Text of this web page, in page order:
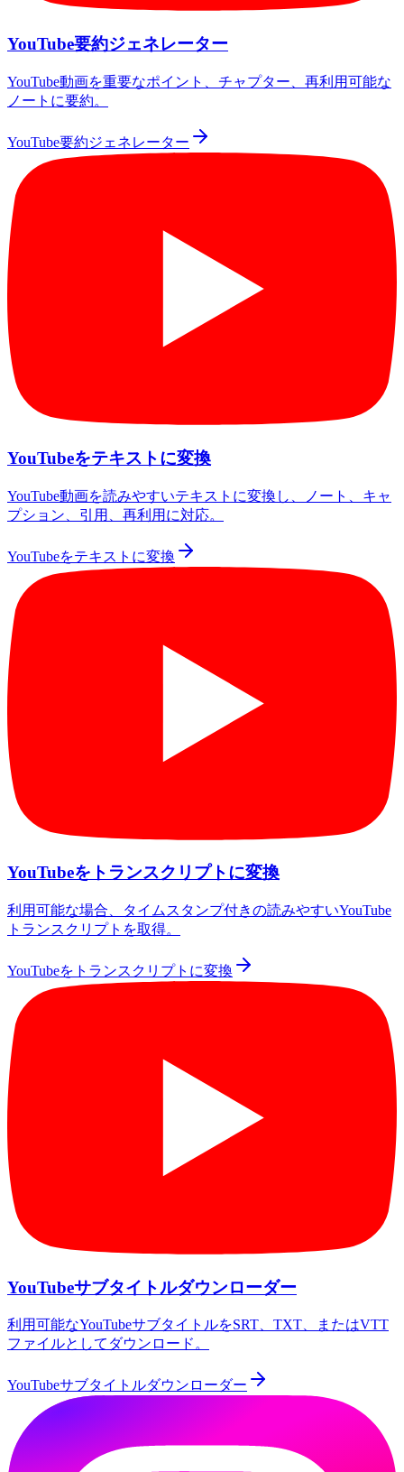
YouTube要約ジェネレーター
YouTube動画を重要なポイント、チャプター、再利用可能な
ノートに要約。
YouTube要約ジェネレーター
YouTubeをテキストに変換
YouTube動画を読みやすいテキストに変換し、ノート、キャ
プション、引用、再利用に対応。
YouTubeをテキストに変換
YouTubeをトランスクリプトに変換
利用可能な場合、タイムスタンプ付きの読みやすいYouTube
トランスクリプトを取得。
YouTubeをトランスクリプトに変換
YouTubeサブタイトルダウンローダー
利用可能なYouTubeサブタイトルをSRT、TXT、またはVTT
ファイルとしてダウンロード。
YouTubeサブタイトルダウンローダー